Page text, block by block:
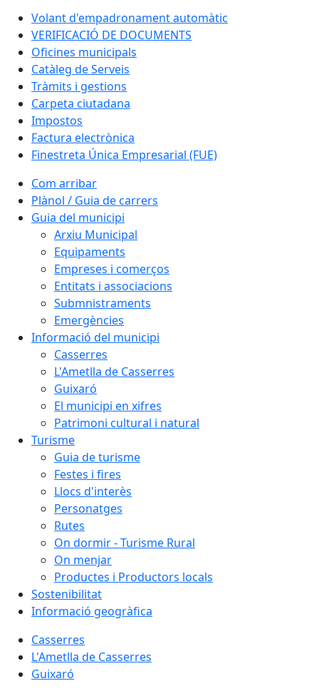
Volant d'empadronament automàtic
VERIFICACIÓ DE DOCUMENTS
Oficines municipals
Catàleg de Serveis
Tràmits i gestions
Carpeta ciutadana
Impostos
Factura electrònica
Finestreta Única Empresarial (FUE)
Com arribar
Plànol / Guia de carrers
Guia del municipi
Arxiu Municipal
Equipaments
Empreses i comerços
Entitats i associacions
Submnistraments
Emergències
Informació del municipi
Casserres
L'Ametlla de Casserres
Guixaró
El municipi en xifres
Patrimoni cultural i natural
Turisme
Guia de turisme
Festes i fires
Llocs d'interès
Personatges
Rutes
On dormir - Turisme Rural
On menjar
Productes i Productors locals
Sostenibilitat
Informació geogràfica
Casserres
L'Ametlla de Casserres
Guixaró